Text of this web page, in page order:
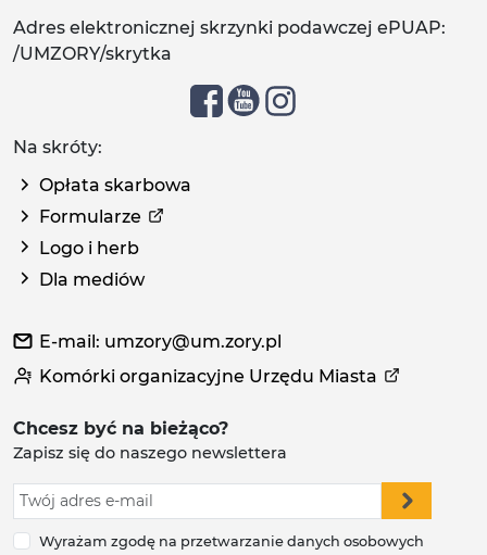
Adres elektronicznej skrzynki podawczej ePUAP:
/UMZORY/skrytka
Na skróty:
Opłata skarbowa
Formularze
Logo i herb
Dla mediów
E-mail: umzory@um.zory.pl
Komórki organizacyjne Urzędu Miasta
Chcesz być na bieżąco?
Zapisz się do naszego newslettera
Wyrażam zgodę na przetwarzanie danych osobowych